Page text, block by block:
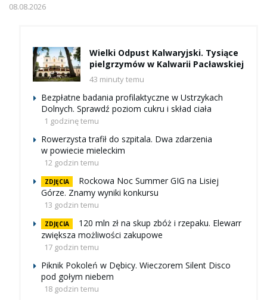
08.08.2026
Wielki Odpust Kalwaryjski. Tysiące
pielgrzymów w Kalwarii Pacławskiej
43 minuty temu
Bezpłatne badania profilaktyczne w Ustrzykach
Dolnych. Sprawdź poziom cukru i skład ciała
1 godzinę temu
Rowerzysta trafił do szpitala. Dwa zdarzenia
w powiecie mieleckim
12 godzin temu
ZDJĘCIA
Rockowa Noc Summer GIG na Lisiej
Górze. Znamy wyniki konkursu
13 godzin temu
ZDJĘCIA
120 mln zł na skup zbóż i rzepaku. Elewarr
zwiększa możliwości zakupowe
17 godzin temu
Piknik Pokoleń w Dębicy. Wieczorem Silent Disco
pod gołym niebem
18 godzin temu